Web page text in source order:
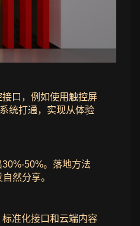
口，例如使用触控屏
统打通，实现从体验
50%。落地方法
然分享。
准化接口和云端内容